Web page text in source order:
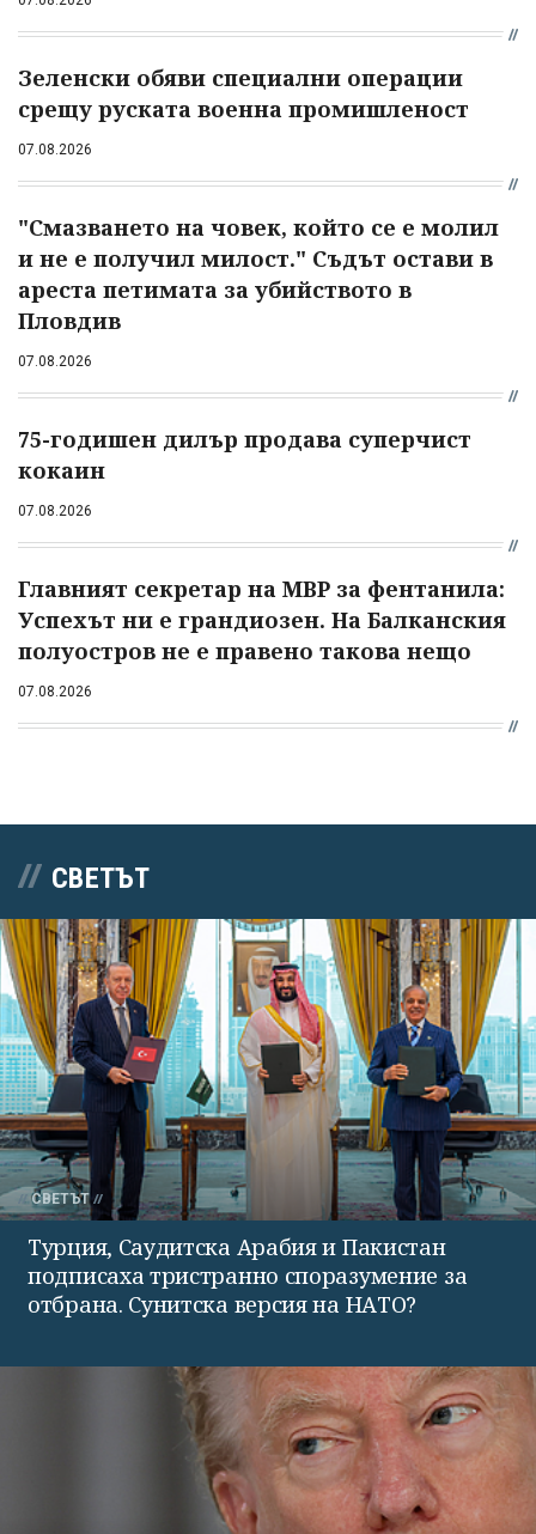
Зеленски обяви специални операции
срещу руската военна промишленост
07.08.2026
"Смазването на човек, който се е молил
и не е получил милост." Съдът остави в
ареста петимата за убийството в
Пловдив
07.08.2026
75-годишен дилър продава суперчист
кокаин
07.08.2026
Главният секретар на МВР за фентанила:
Успехът ни е грандиозен. На Балканския
полуостров не е правено такова нещо
07.08.2026
СВЕТЪТ
СВЕТЪТ
Турция, Саудитска Арабия и Пакистан
подписаха тристранно споразумение за
отбрана. Сунитска версия на НАТО?